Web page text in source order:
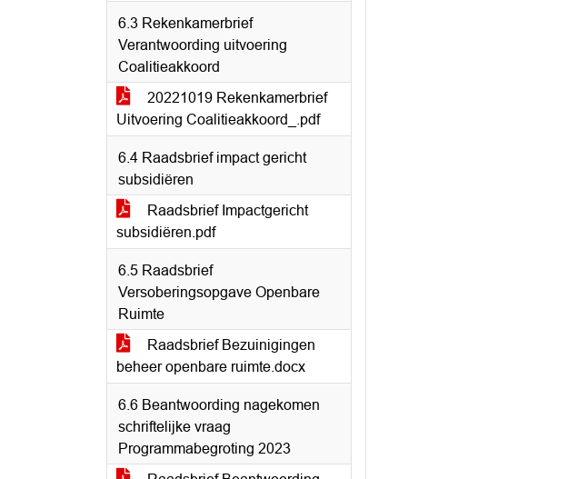
6.3 Rekenkamerbrief
Verantwoording uitvoering
Coalitieakkoord
20221019 Rekenkamerbrief
Uitvoering Coalitieakkoord_.pdf
6.4 Raadsbrief impact gericht
subsidiëren
Raadsbrief Impactgericht
subsidiëren.pdf
6.5 Raadsbrief
Versoberingsopgave Openbare
Ruimte
Raadsbrief Bezuinigingen
beheer openbare ruimte.docx
6.6 Beantwoording nagekomen
schriftelijke vraag
Programmabegroting 2023